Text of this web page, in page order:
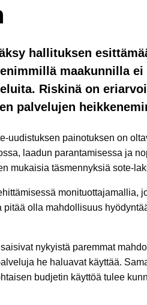
hallituksen
maakunnilla
Riskinä on
palvelujen
uudistuksen painotuksen on
laadun parantamisessa ja
mukaisia täsmennyksiä sote-
monituottajamallia,
olla mahdollisuus
nykyistä paremmat
he haluavat käyttää.
budjetin käyttöä tulee